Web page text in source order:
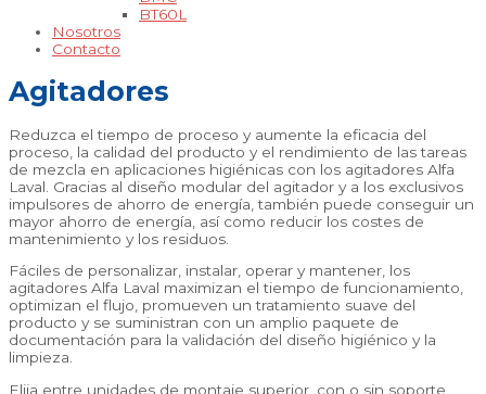
BT60L
Nosotros
Contacto
Agitadores
Reduzca el tiempo de proceso y aumente la eficacia del
proceso, la calidad del producto y el rendimiento de las tareas
de mezcla en aplicaciones higiénicas con los agitadores Alfa
Laval. Gracias al diseño modular del agitador y a los exclusivos
impulsores de ahorro de energía, también puede conseguir un
mayor ahorro de energía, así como reducir los costes de
mantenimiento y los residuos.
Fáciles de personalizar, instalar, operar y mantener, los
agitadores Alfa Laval maximizan el tiempo de funcionamiento,
optimizan el flujo, promueven un tratamiento suave del
producto y se suministran con un amplio paquete de
documentación para la validación del diseño higiénico y la
limpieza.
Elija entre unidades de montaje superior, con o sin soporte